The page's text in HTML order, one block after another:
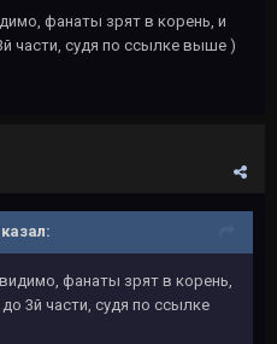
фанаты зрят в корень, и
части, судя по ссылке выше )
фанаты зрят в корень,
3й части, судя по ссылке